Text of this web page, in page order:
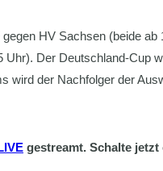
HV Sachsen (beide
Der Deutschland-Cup
wird der Nachfolger der
gestreamt. Schalte